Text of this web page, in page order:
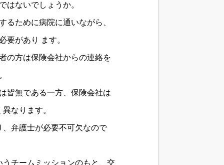
はないでしょうか。
るために病院に通いながら、
要があり ます。
の方は保険会社からの連絡を
皆無である一方、保険会社は
なります。
弁護士が必要不可欠なので
チームミッションのもと、交